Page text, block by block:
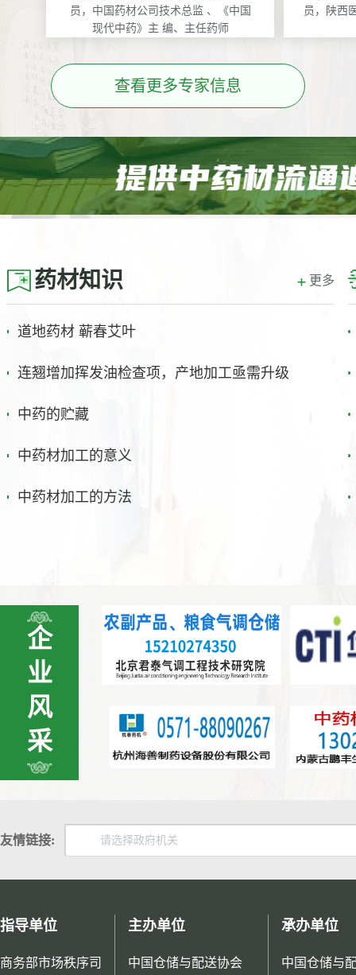
员，中国药材公司技术总监 、《中国
现代中药》主 编、主任药师
员，陕西
查看更多专家信息
药材知识 更多
道地药材 蕲春艾叶
连翘增加挥发油检查项，产地加工亟需升级
中药的贮藏
中药材加工的意义
中药材加工的方法
企
业
风
采
友情链接:
指导单位
商务部市场秩序司
主办单位
中国仓储与配送协会
承办单位
中国仓储与